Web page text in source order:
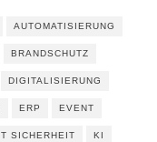
AUTOMATISIERUNG
BRANDSCHUTZ
DIGITALISIERUNG
ERP EVENT
IT SICHERHEIT KI